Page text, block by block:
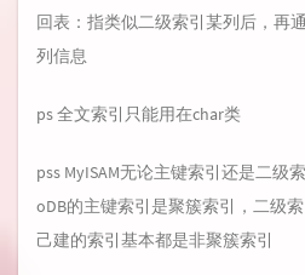
回表：指类似二级索引某列后，再
列信息
ps 全文索引只能用在char类
pss MyISAM无论主键索引还是二级
oDB的主键索引是聚簇索引，二级
己建的索引基本都是非聚簇索引